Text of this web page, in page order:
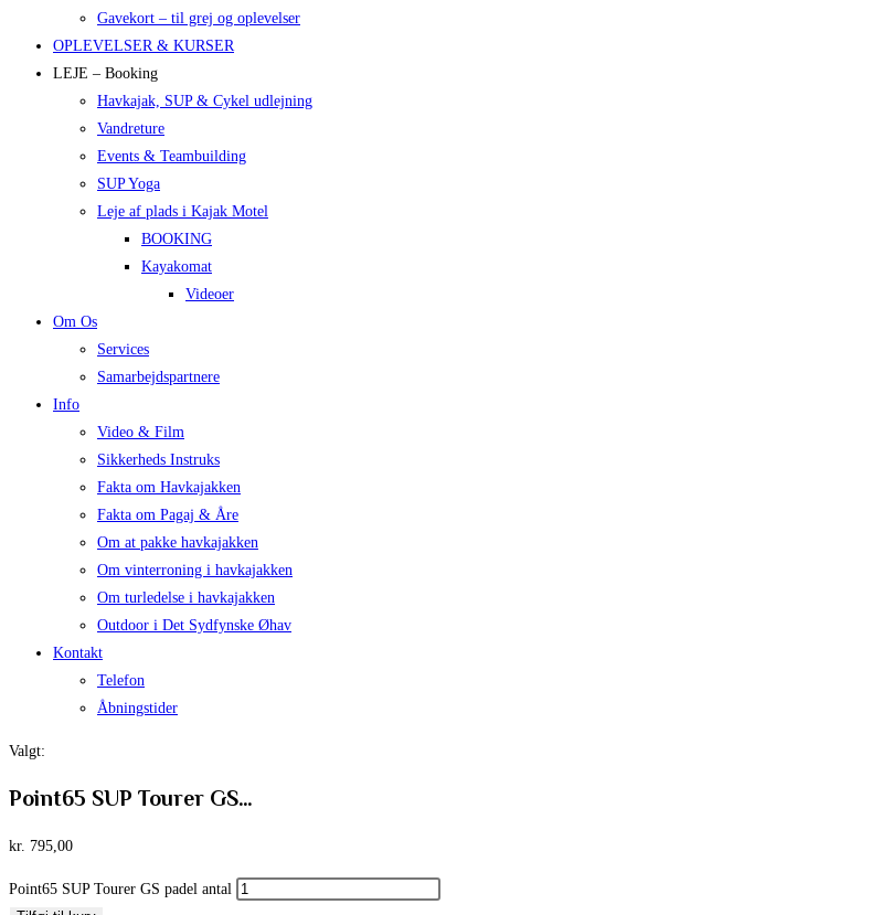
Gavekort – til grej og oplevelser
OPLEVELSER & KURSER
LEJE – Booking
Havkajak, SUP & Cykel udlejning
Vandreture
Events & Teambuilding
SUP Yoga
Leje af plads i Kajak Motel
BOOKING
Kayakomat
Videoer
Om Os
Services
Samarbejdspartnere
Info
Video & Film
Sikkerheds Instruks
Fakta om Havkajakken
Fakta om Pagaj & Åre
Om at pakke havkajakken
Om vinterroning i havkajakken
Om turledelse i havkajakken
Outdoor i Det Sydfynske Øhav
Kontakt
Telefon
Åbningstider
Valgt:
Point65 SUP Tourer GS…
kr. 795,00
Point65 SUP Tourer GS padel antal